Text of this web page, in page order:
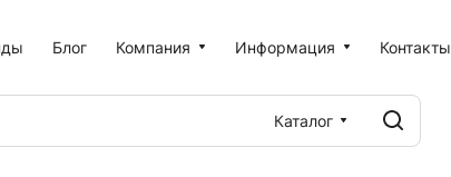
Блог Компания Информация Контакты
Каталог